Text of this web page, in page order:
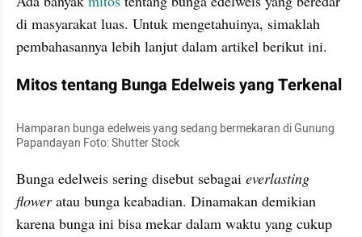
di masyarakat luas. Untuk mengetahuinya, simaklah
pembahasannya lebih lanjut dalam artikel berikut ini.
Mitos tentang Bunga Edelweis yang Terkenal
Hamparan bunga edelweis yang sedang bermekaran di Gunung
Papandayan Foto: Shutter Stock
Bunga edelweis sering disebut sebagai everlasting
flower atau bunga keabadian. Dinamakan demikian
karena bunga ini bisa mekar dalam waktu yang cukup